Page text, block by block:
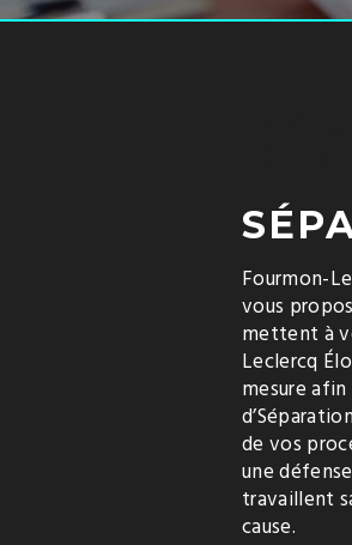
Fourmon-
vous
mettent à
Leclercq
mesure
de vos
une
travaillent
cause.